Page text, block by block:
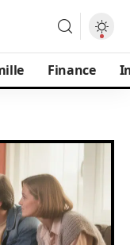
Finance